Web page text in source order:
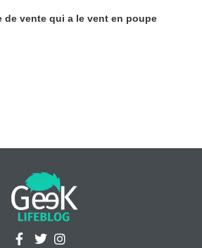
de vente qui a le vent en poupe